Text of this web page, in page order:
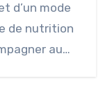
d’un mode
de nutrition
au…